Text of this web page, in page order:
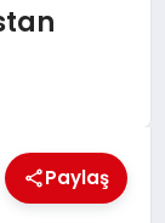
Paylaş